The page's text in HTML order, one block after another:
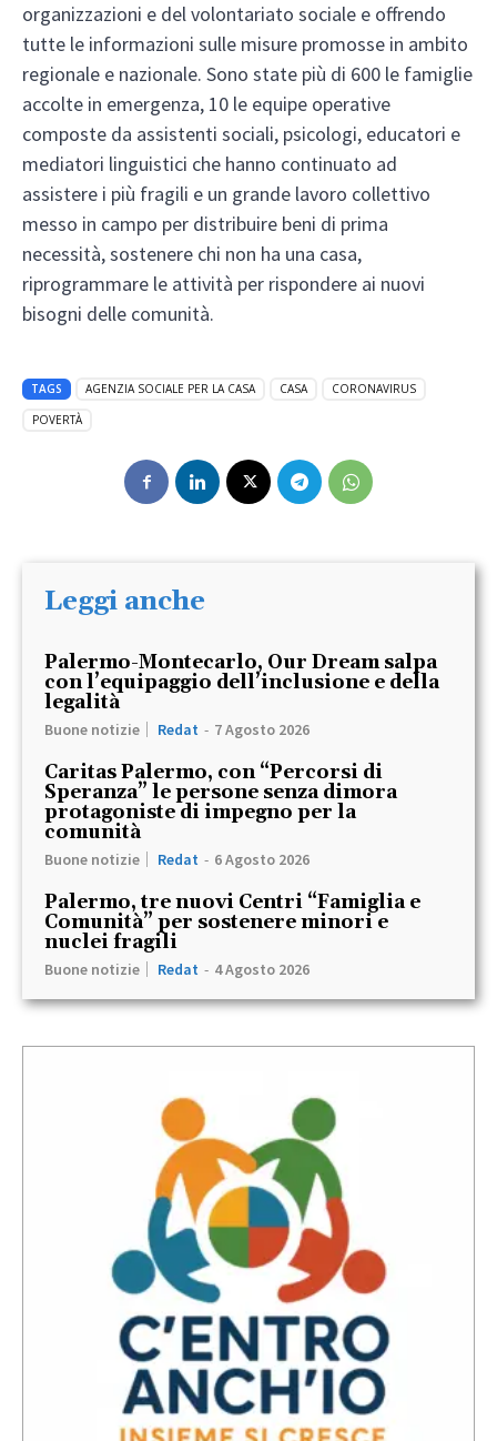
organizzazioni e del volontariato sociale e offrendo
tutte le informazioni sulle misure promosse in ambito
regionale e nazionale. Sono state più di 600 le famiglie
accolte in emergenza, 10 le equipe operative
composte da assistenti sociali, psicologi, educatori e
mediatori linguistici che hanno continuato ad
assistere i più fragili e un grande lavoro collettivo
messo in campo per distribuire beni di prima
necessità, sostenere chi non ha una casa,
riprogrammare le attività per rispondere ai nuovi
bisogni delle comunità.
TAGS AGENZIA SOCIALE PER LA CASA CASA
CORONAVIRUS
POVERTÀ
Leggi anche
Palermo-Montecarlo, Our Dream salpa
con l’equipaggio dell’inclusione e della
legalità
Buone notizie Redat - 7 Agosto 2026
Caritas Palermo, con “Percorsi di
Speranza” le persone senza dimora
protagoniste di impegno per la
comunità
Buone notizie Redat - 6 Agosto 2026
Palermo, tre nuovi Centri “Famiglia e
Comunità” per sostenere minori e
nuclei fragili
Buone notizie Redat - 4 Agosto 2026